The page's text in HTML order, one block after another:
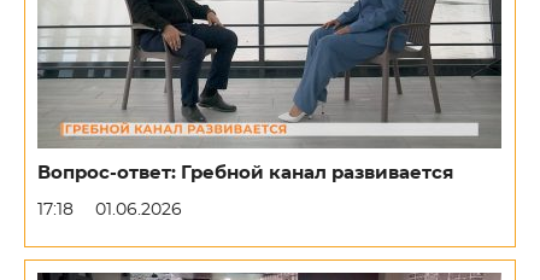
Вопрос-ответ: Гребной канал развивается
17:18 01.06.2026